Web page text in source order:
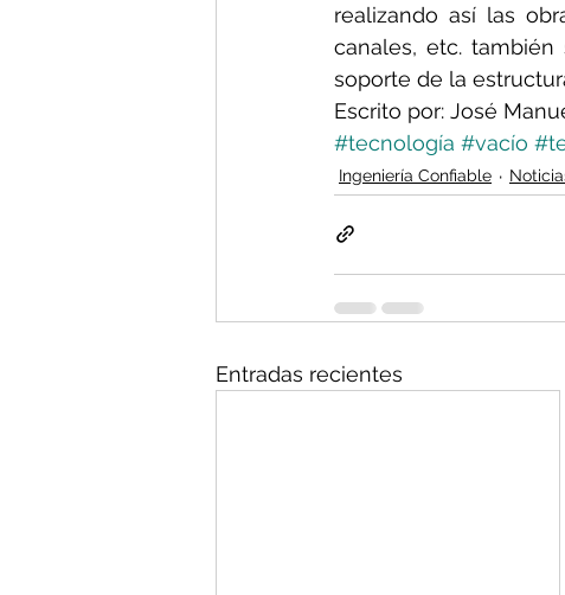
realizando así las
canales, etc.
soporte de la
Escrito por: José
#tecnología #vacío
Ingeniería Confiable
Entradas recientes